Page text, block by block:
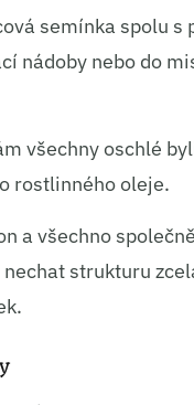
semínka spolu s
nádoby nebo do
všechny oschlé
rostlinného oleje.
a všechno
strukturu